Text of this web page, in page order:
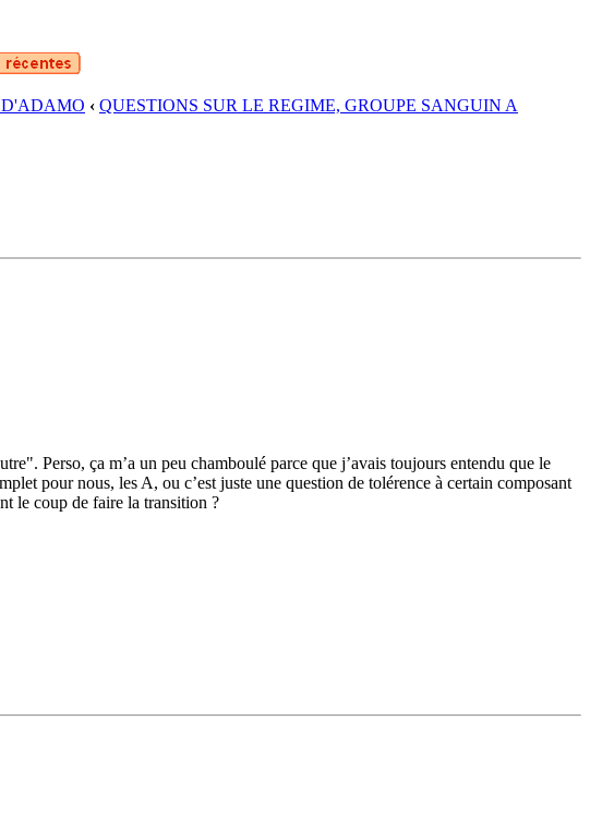
D'ADAMO ‹ QUESTIONS SUR LE REGIME, GROUPE SANGUIN A
Perso, ça m’a un peu chamboulé parce que j’avais toujours entendu que le
pour nous, les A, ou c’est juste une question de tolérence à certain composant
le coup de faire la transition ?